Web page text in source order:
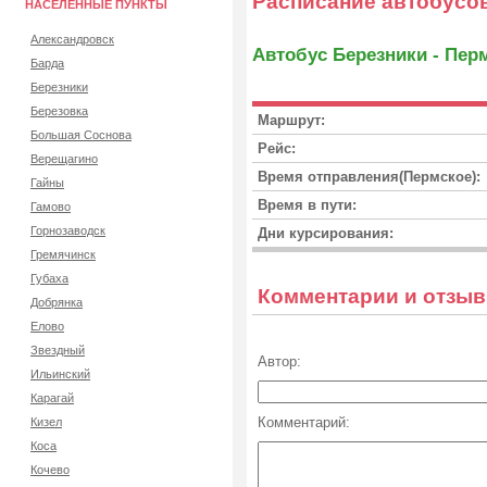
НАСЕЛЕННЫЕ ПУНКТЫ
Александровск
Барда
Березники
Березовка
Большая Соснова
Верещагино
Гайны
Гамово
Горнозаводск
Гремячинск
Губаха
Добрянка
Елово
Звездный
Ильинский
Карагай
Кизел
Коса
Кочево
Автобус Березники -
Маршрут:
Рейс:
Время отправления(Пермское):
Время в пути:
Дни курсирования:
Комментарии и
Автор:
Комментарий: